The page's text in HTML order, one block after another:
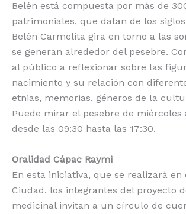
Belén está compuesta por más de
patrimoniales, que datan de los siglos
Belén Carmelita gira en torno a las
se generan alrededor del pesebre.
al público a reflexionar sobre las
nacimiento y su relación con
etnias, memorias, géneros de la
Puede mirar el pesebre de miércoles
desde las 09:30 hasta las 17:30.
Oralidad Cápac Raymi
En esta iniciativa, que se realizará en
Ciudad, los integrantes del proyecto
medicinal invitan a un círculo de